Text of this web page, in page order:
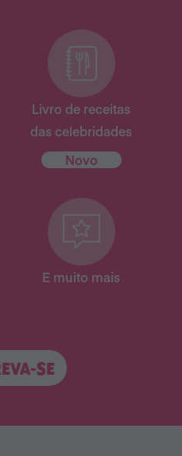
Livro de receitas
das celebridades
Novo
E muito mais
SE